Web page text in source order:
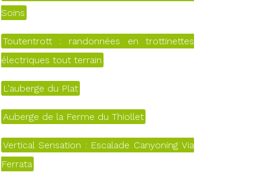
Soins
Toutentrott : randonnées en trottinettes
électriques tout terrain
L'auberge du Plat
Auberge de la Ferme du Thiollet
Vertical Sensation : Escalade Canyoning Via
Ferrata